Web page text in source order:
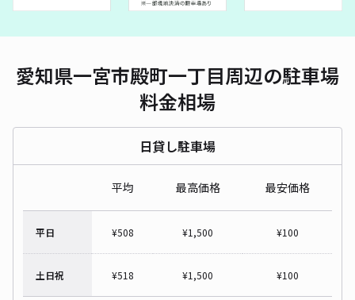
愛知県一宮市殿町一丁目周辺の駐車場
料金相場
日貸し駐車場
平均 最高価格 最安価格
平日 ¥508 ¥1,500 ¥100
土日祝 ¥518 ¥1,500 ¥100